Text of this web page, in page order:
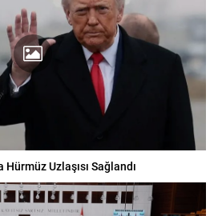
Hürmüz Uzlaşısı Sağlandı